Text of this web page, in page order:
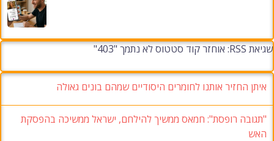
שגיאת RSS: אוחזר קוד סטטוס לא נתמך "403"
איתן החזיר אותנו לחומרים היסודיים שמהם בונים גאולה
"תגובה רופסת": חמאס ממשיך להילחם, ישראל ממשיכה בהפסקת
האש